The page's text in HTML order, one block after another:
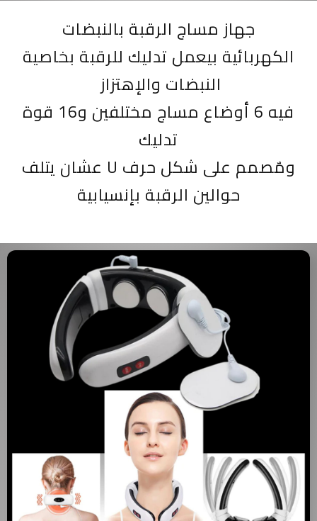
جهاز مساج الرقبة بالنبضات
الكهربائية بيعمل تدليك للرقبة بخاصية
النبضات والإهتزاز
فيه 6 أوضاع مساج مختلفين و16 قوة
تدليك
ومٌصمم على شكل حرف U عشان يتلف
حوالين الرقبة بإنسيابية